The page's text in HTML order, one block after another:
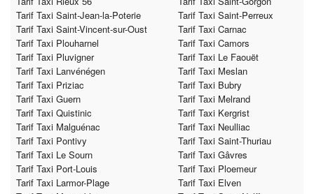
Tarif Taxi Saint-Jean-la-Poterie
Tarif Taxi Saint-Perreux
Tarif Taxi Saint-Vincent-sur-Oust
Tarif Taxi Carnac
Tarif Taxi Plouharnel
Tarif Taxi Camors
Tarif Taxi Pluvigner
Tarif Taxi Le Faouët
Tarif Taxi Lanvénégen
Tarif Taxi Meslan
Tarif Taxi Priziac
Tarif Taxi Bubry
Tarif Taxi Guern
Tarif Taxi Melrand
Tarif Taxi Quistinic
Tarif Taxi Kergrist
Tarif Taxi Malguénac
Tarif Taxi Neulliac
Tarif Taxi Pontivy
Tarif Taxi Saint-Thuriau
Tarif Taxi Le Sourn
Tarif Taxi Gâvres
Tarif Taxi Port-Louis
Tarif Taxi Ploemeur
Tarif Taxi Larmor-Plage
Tarif Taxi Elven